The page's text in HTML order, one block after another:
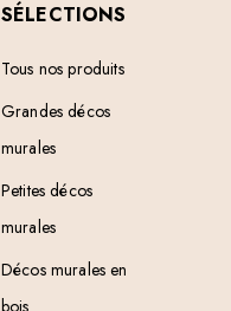
SÉLECTIONS
Tous nos produits
Grandes décos
murales
Petites décos
murales
Décos murales en